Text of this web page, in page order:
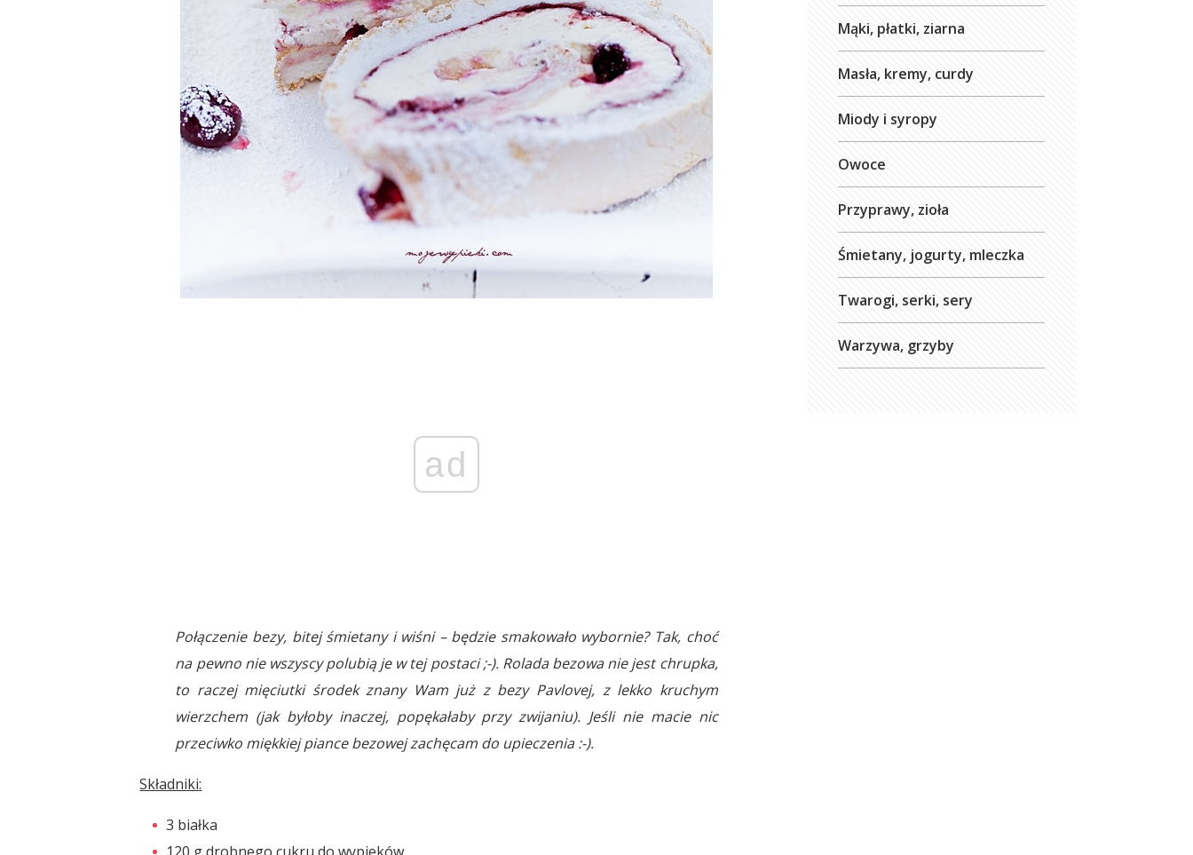
ad
Połączenie bezy, bitej śmietany i wiśni – będzie smakowało wybornie? Tak, choć
na pewno nie wszyscy polubią je w tej postaci ;-). Rolada bezowa nie jest chrupka,
to raczej mięciutki środek znany Wam już z bezy Pavlovej, z lekko kruchym
wierzchem (jak byłoby inaczej, popękałaby przy zwijaniu). Jeśli nie macie nic
przeciwko miękkiej piance bezowej zachęcam do upieczenia :-).
Składniki:
3 białka
Mąki, płatki, ziarna
Masła, kremy, curdy
Miody i syropy
Owoce
Przyprawy, zioła
Śmietany, jogurty, mleczka
Twarogi, serki, sery
Warzywa, grzyby